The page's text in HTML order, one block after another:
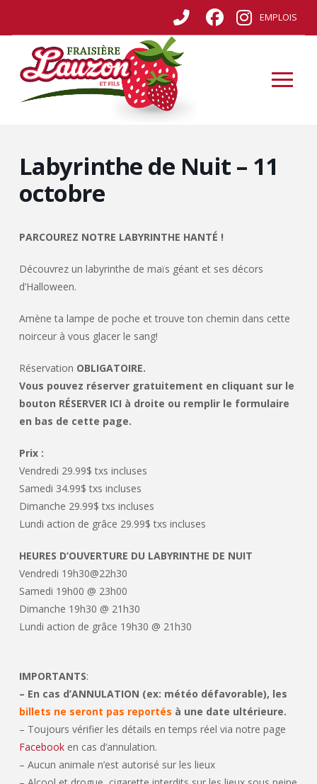
EMPLOIS
Labyrinthe de Nuit – 11
octobre
PARCOUREZ NOTRE LABYRINTHE HANTÉ !
Découvrez un labyrinthe de maïs géant et ses décors
d’Halloween.
Amène ta lampe de poche et trouve ton chemin dans cette
noirceur à vous glacer le sang!
Réservation OBLIGATOIRE.
Vous pouvez réserver gratuitement en cliquant sur le
bouton RÉSERVER ICI à droite ou remplir le formulaire
en bas de cette page.
Prix :
Vendredi 29.99$ txs incluses
Samedi 34.99$ txs incluses
Dimanche 29.99$ txs incluses
Lundi action de grâce 29.99$ txs incluses
HEURES D’OUVERTURE DU LABYRINTHE DE NUIT
Vendredi 19h30@22h30
Samedi 19h00 @ 23h00
Dimanche 19h30 @ 21h30
Lundi action de grâce 19h30 @ 21h30
IMPORTANTS:
– En cas d’ANNULATION (ex: météo défavorable), les
billets ne seront pas reportés à une date ultérieure.
– Toujours vérifier les détails en temps réel via notre page
Facebooken cas d’annulation.
– Aucun animale n’est autorisé sur les lieux